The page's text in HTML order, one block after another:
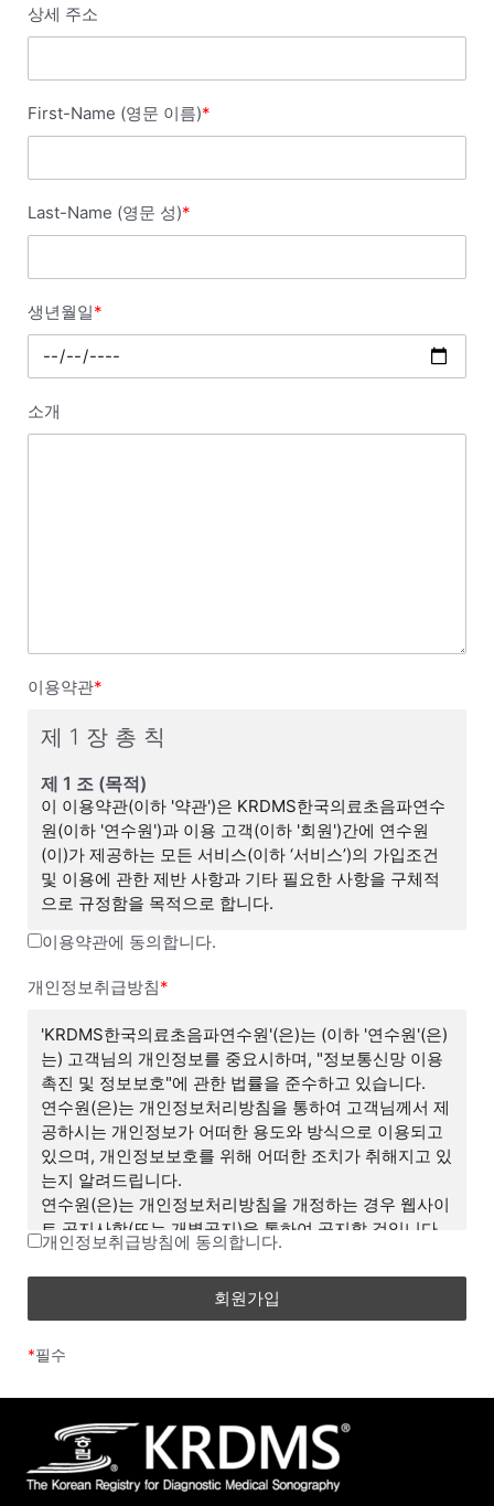
상세 주소
First-Name (영문 이름)*
Last-Name (영문 성)*
생년월일*
소개
이용약관*
제 1 장 총 칙
제 1 조 (목적)
이 이용약관(이하 '약관')은 KRDMS한국의료초음파연수
원(이하 '연수원')과 이용 고객(이하 '회원')간에 연수원
(이)가 제공하는 모든 서비스(이하 ‘서비스’)의 가입조건
및 이용에 관한 제반 사항과 기타 필요한 사항을 구체적
으로 규정함을 목적으로 합니다.
제 2 조 (이용약관의 효력 및 변경)
라 합니다)에서 온라인으로 공시함으로써 효력을 발생하
정된 약관은 온라인에서 공지함으로써 효력을 발휘하며,
이용자의 권리 또는 의무 등 중요한 규정의 개정은 사전
에 공지합니다.
(2) 연수원은 합리적인 사유가 발생될 경우에는 이 약관
을 변경할 수 있으며, 약관을 변경할 경우에는 이를 사전
에 공시합니다.
(3) 이 약관에 동의하는 것은 정기적으로 웹을 방문하여
약관의 변경사항을 확인하는 것에 동의함을 의미합니다.
변경된 약관에 대한 정보를 알지 못해 발생하는 이용자의
(4) 회원은 변경된 약관에 동의하지 않을 경우 회원 탈퇴
(해지)를 요청할 수 있으며, 변경된 약관의 효력 발생일로
스를 계속 사용할 경우 약관의 변경 사항에 동의한 것으
제 3 조 (약관 외 준칙)
(1) 이 약관은 연수원(이)가 제공하는 개별서비스에 관한
이용안내(이하 ‘서비스별 안내’라 합니다)와 함께 적용합
이용약관에 동의합니다.
개인정보취급방침*
'KRDMS한국의료초음파연수원'(은)는 (이하 '연수원'(은)
는) 고객님의 개인정보를 중요시하며, "정보통신망 이용
촉진 및 정보보호"에 관한 법률을 준수하고 있습니다.
연수원(은)는 개인정보처리방침을 통하여 고객님께서 제
공하시는 개인정보가 어떠한 용도와 방식으로 이용되고
있으며, 개인정보보호를 위해 어떠한 조치가 취해지고 있
는지 알려드립니다.
연수원(은)는 개인정보처리방침을 개정하는 경우 웹사이
트 공지사항(또는 개별공지)을 통하여 공지할 것입니다.
■ 개인정보의 처리 목적
연수원(은)는 수집한 개인정보를 다음의 목적을 위해 처
리 및 활용합니다.
ο 서비스 제공에 관한 계약 이행 및 서비스 제공에 따른
청 및 결제
ο 비회원 상담 관리
개인정보취급방침에 동의합니다.
*필수